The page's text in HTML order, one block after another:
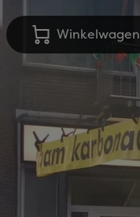
Winkelwagen